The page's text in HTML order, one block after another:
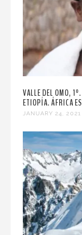
VALLE DEL OMO,
ETIOPÍA. ÁFRICA
JANUARY 24, 2021